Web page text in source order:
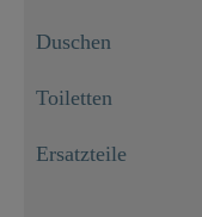
Duschen
Toiletten
Ersatzteile